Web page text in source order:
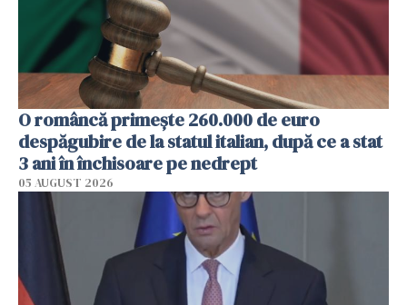
O româncă primește 260.000 de euro
despăgubire de la statul italian, după ce a stat
3 ani în închisoare pe nedrept
05 AUGUST 2026